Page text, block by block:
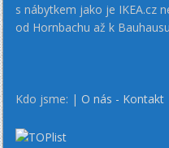
s nábytkem jako je IKEA.cz
od Hornbachu až k
Kdo jsme: |O nás - Kontakt